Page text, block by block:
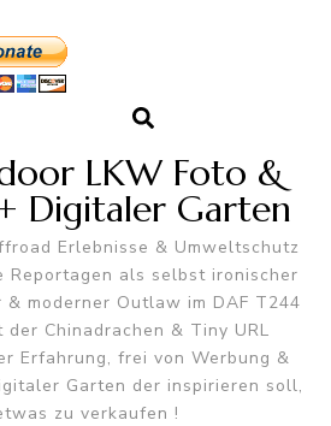
LKW Foto &
Digitaler Garten
Erlebnisse & Umweltschutz
Reportagen als selbst ironischer
moderner Outlaw im DAF T244
der Chinadrachen & Tiny URL
Erfahrung, frei von Werbung &
Garten der inspirieren soll,
zu verkaufen !